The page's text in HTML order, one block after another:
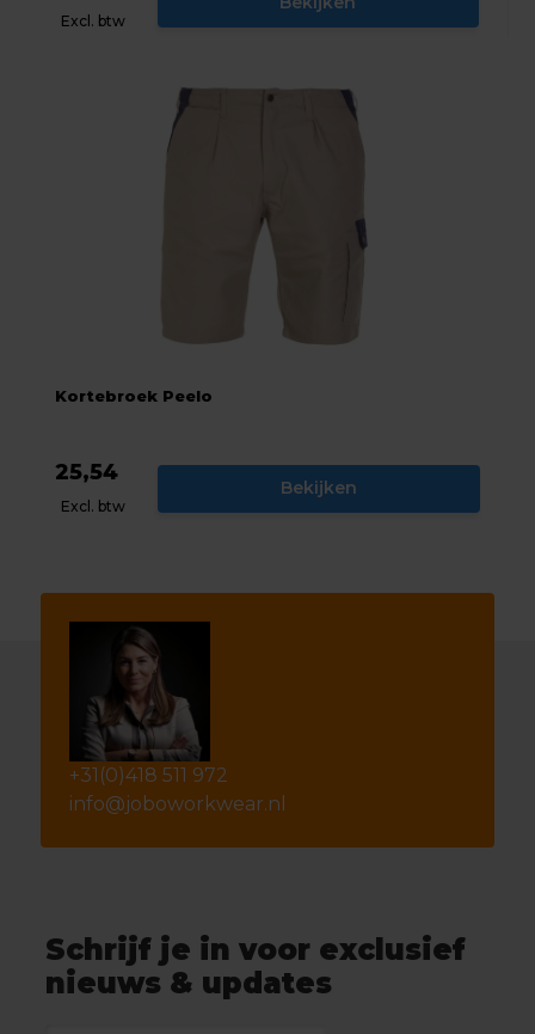
Excl. btw
Kortebroek Peelo
25,54
Excl. btw
Bekijken
+31(0)418 511 972
info@joboworkwear.nl
Schrijf je in voor exclusief
nieuws & updates